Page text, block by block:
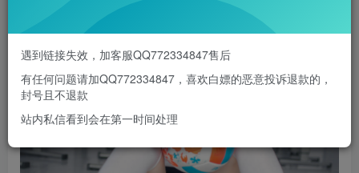
遇到链接失效，加客服QQ772334847售后
有任何问题请加QQ772334847，喜欢白嫖的恶意投诉退款的，
封号且不退款
站内私信看到会在第一时间处理